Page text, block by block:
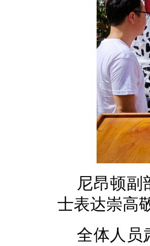
尼昂顿副
士表达崇高
全体人员